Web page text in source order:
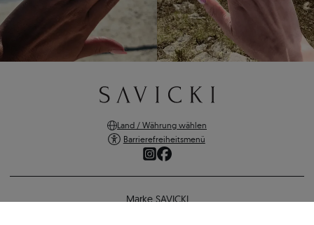
Land / Währung wählen
Barrierefreiheitsmenü
Marke SAVICKI